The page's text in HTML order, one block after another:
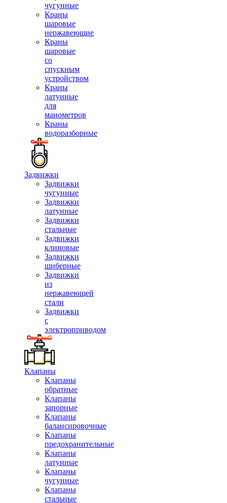
чугунные
Краны
шаровые
нержавеющие
Краны
шаровые
со
спускным
устройством
Краны
латунные
для
манометров
Краны
водоразборные
Задвижки
Задвижки
чугунные
Задвижки
латунные
Задвижки
стальные
Задвижки
клиновые
Задвижки
шиберные
Задвижки
из
нержавеющей
стали
Задвижки
с
электроприводом
Клапаны
Клапаны
обратные
Клапаны
запорные
Клапаны
балансировочные
Клапаны
предохранительные
Клапаны
латунные
Клапаны
чугунные
Клапаны
стальные